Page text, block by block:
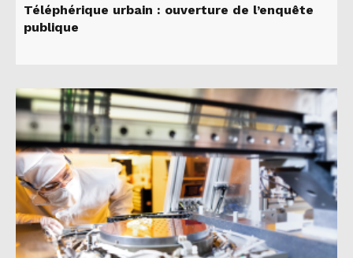
Téléphérique urbain : ouverture de l’enquête
publique